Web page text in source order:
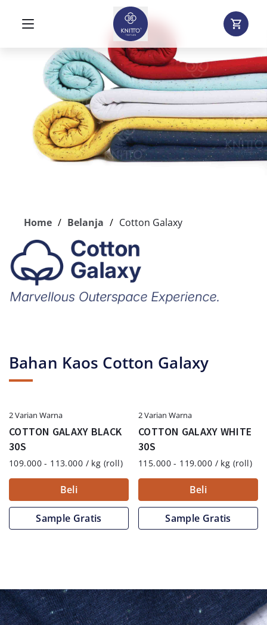
Home Belanja Cotton Galaxy
Bahan Kaos Cotton Galaxy
2 Varian Warna
COTTON GALAXY BLACK
30S
109.000 - 113.000 / kg (roll)
Beli
Sample Gratis
2 Varian Warna
COTTON GALAXY WHITE
30S
115.000 - 119.000 / kg (roll)
Beli
Sample Gratis